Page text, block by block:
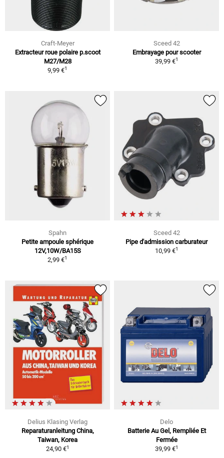
Craft-Meyer
Extracteur roue polaire p.scoot
M27/M28
9,99 €1
Sceed 42
Embrayage pour scooter
39,99 €1
Spahn
Petite ampoule sphérique
12V,10W/BA15S
2,99 €1
Sceed 42
Pipe d'admission carburateur
10,99 €1
Delius Klasing Verlag
Reparaturanleitung China,
Taiwan, Korea
24,90 €1
Delo
Batterie Au Gel, Rempliée Et
Fermée
39,99 €1